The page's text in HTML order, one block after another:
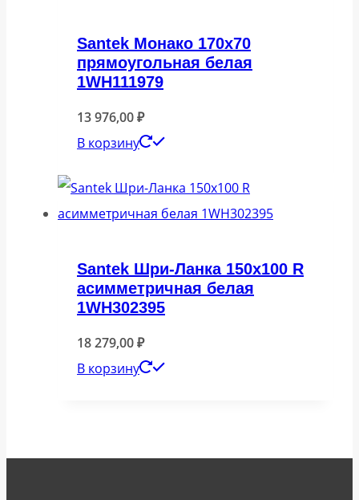
Santek Монако 170х70
прямоугольная белая
1WH111979
13 976,00₽
В корзину
Santek Шри-Ланка 150х100 R
асимметричная белая
1WH302395
18 279,00₽
В корзину